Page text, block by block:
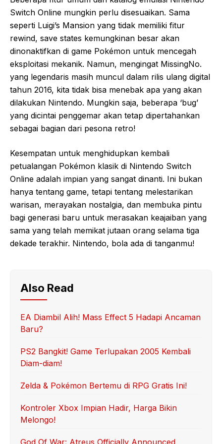
Switch Online mungkin perlu disesuaikan. Sama
seperti Luigi’s Mansion yang tidak memiliki fitur
rewind, save states kemungkinan besar akan
dinonaktifkan di game Pokémon untuk mencegah
eksploitasi mekanik. Namun, mengingat MissingNo.
yang legendaris masih muncul dalam rilis ulang digital
tahun 2016, kita tidak bisa menebak apa yang akan
dilakukan Nintendo. Mungkin saja, beberapa ‘bug’
yang dicintai penggemar akan tetap dipertahankan
sebagai bagian dari pesona retro!
Kesempatan untuk menghidupkan kembali
petualangan Pokémon klasik di Nintendo Switch
Online adalah impian yang sangat dinanti. Ini bukan
hanya tentang game, tetapi tentang melestarikan
warisan, merayakan nostalgia, dan membuka pintu
bagi generasi baru untuk merasakan keajaiban yang
sama yang telah memikat jutaan orang selama tiga
dekade terakhir. Nintendo, bola ada di tanganmu!
Also Read
EA Diambil Alih! Mass Effect 5 Hadapi Ancaman
Baru?
PS2 Bangkit! Game Terlupakan 2005 Kembali
Diam-diam!
Zelda & Pokémon Bertemu di RPG Gratis Ini!
Kontroler Xbox Impian Hadir, Harga Bikin
Melongo!
God Of War: Atreus Officially Announced